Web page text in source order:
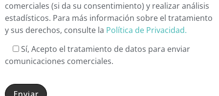
comerciales (si da su consentimiento) y realizar análisis
estadísticos. Para más información sobre el tratamiento
y sus derechos, consulte la Política de Privacidad.
Sí, Acepto el tratamiento de datos para enviar
comunicaciones comerciales.